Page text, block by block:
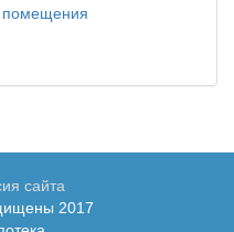
помещения
сайта
2017